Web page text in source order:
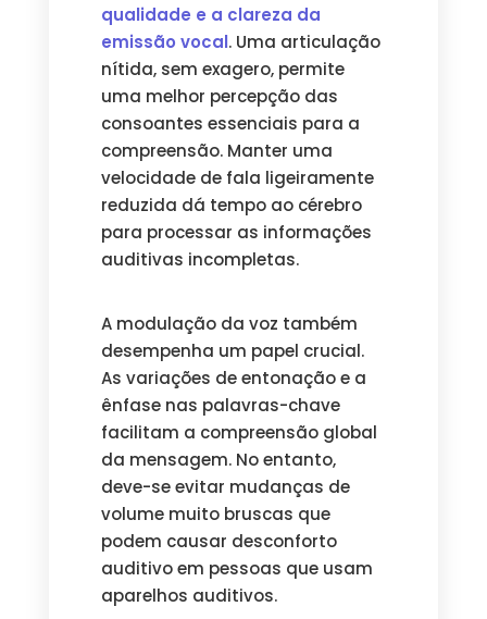
qualidade e a clareza da
emissão vocal. Uma articulação
nítida, sem exagero, permite
uma melhor percepção das
consoantes essenciais para a
compreensão. Manter uma
velocidade de fala ligeiramente
reduzida dá tempo ao cérebro
para processar as informações
auditivas incompletas.
A modulação da voz também
desempenha um papel crucial.
As variações de entonação e a
ênfase nas palavras-chave
facilitam a compreensão global
da mensagem. No entanto,
deve-se evitar mudanças de
volume muito bruscas que
podem causar desconforto
auditivo em pessoas que usam
aparelhos auditivos.